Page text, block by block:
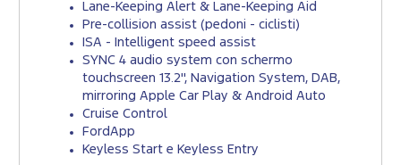
Lane-Keeping Alert & Lane-Keeping Aid
Pre-collision assist (pedoni - ciclisti)
ISA - Intelligent speed assist
SYNC 4 audio system con schermo
touchscreen 13.2'', Navigation System, DAB,
mirroring Apple Car Play & Android Auto
Cruise Control
FordApp
Keyless Start e Keyless Entry